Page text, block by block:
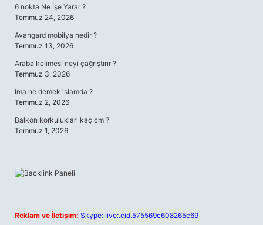
6 nokta Ne İşe Yarar ?
Temmuz 24, 2026
Avangard mobilya nedir ?
Temmuz 13, 2026
Araba kelimesi neyi çağrıştırır ?
Temmuz 3, 2026
İma ne demek islamda ?
Temmuz 2, 2026
Balkon korkulukları kaç cm ?
Temmuz 1, 2026
Reklam ve İletişim: Skype: live:.cid.575569c608265c69